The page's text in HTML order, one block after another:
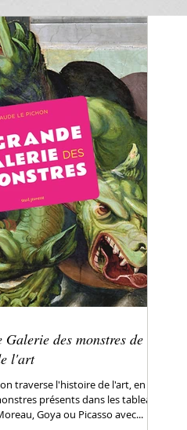
des monstres de
l'art
traverse l'histoire de l'art, en
présents dans les tableaux
Goya ou Picasso avec...